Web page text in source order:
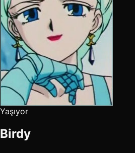
Yaşıyor
Birdy